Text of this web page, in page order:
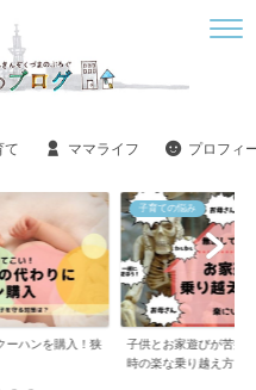
て ママライフ プロフィ
ツラい！しんどい
美容
ステラボーテ美肌モー
い？悪い口コミばかり...